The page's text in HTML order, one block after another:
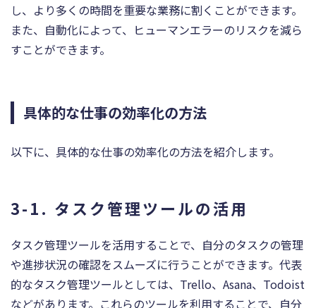
し、より多くの時間を重要な業務に割くことができます。
また、自動化によって、ヒューマンエラーのリスクを減ら
すことができます。
具体的な仕事の効率化の方法
以下に、具体的な仕事の効率化の方法を紹介します。
3-1. タスク管理ツールの活用
タスク管理ツールを活用することで、自分のタスクの管理
や進捗状況の確認をスムーズに行うことができます。代表
的なタスク管理ツールとしては、Trello、Asana、Todoist
などがあります。これらのツールを利用することで、自分